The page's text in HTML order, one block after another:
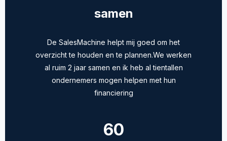
samen
De SalesMachine helpt mij goed om het
overzicht te houden en te plannen.We werken
al ruim 2 jaar samen en ik heb al tientallen
ondernemers mogen helpen met hun
financiering
60